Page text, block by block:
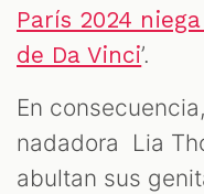
París 2024
de Da Vinci’.
En
nadadora Lia
abultan sus